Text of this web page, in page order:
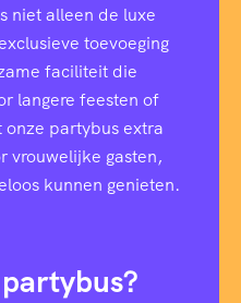
niet alleen de luxe
toevoeging
faciliteit die
langere feesten of
partybus extra
vrouwelijke gasten,
kunnen genieten.